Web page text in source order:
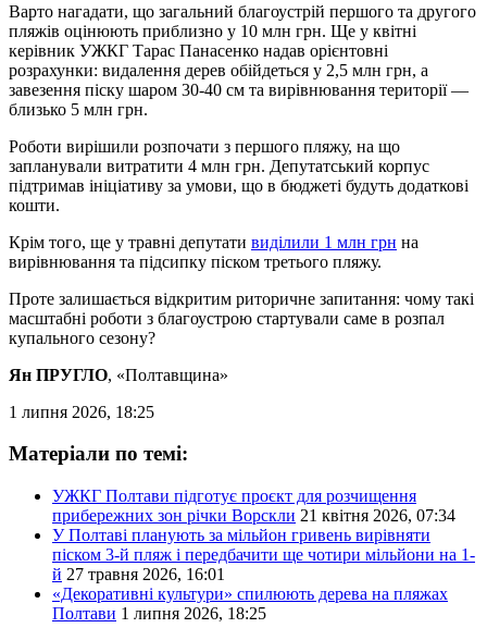
Варто нагадати, що загальний благоустрій першого та другого
пляжів оцінюють приблизно у 10 млн грн. Ще у квітні
керівник УЖКГ Тарас Панасенко надав орієнтовні
розрахунки: видалення дерев обійдеться у 2,5 млн грн, а
завезення піску шаром 30-40 см та вирівнювання території —
близько 5 млн грн.
Роботи вирішили розпочати з першого пляжу, на що
запланували витратити 4 млн грн. Депутатський корпус
підтримав ініціативу за умови, що в бюджеті будуть додаткові
кошти.
Крім того, ще у травні депутати виділили 1 млн грн на
вирівнювання та підсипку піском третього пляжу.
Проте залишається відкритим риторичне запитання: чому такі
масштабні роботи з благоустрою стартували саме в розпал
купального сезону?
Ян ПРУГЛО, «Полтавщина»
1 липня 2026, 18:25
Матеріали по темі:
УЖКГ Полтави підготує проєкт для розчищення
прибережних зон річки Ворскли 21 квітня 2026, 07:34
У Полтаві планують за мільйон гривень вирівняти
піском 3-й пляж і передбачити ще чотири мільйони на 1-
й 27 травня 2026, 16:01
«Декоративні культури» спилюють дерева на пляжах
Полтави 1 липня 2026, 18:25